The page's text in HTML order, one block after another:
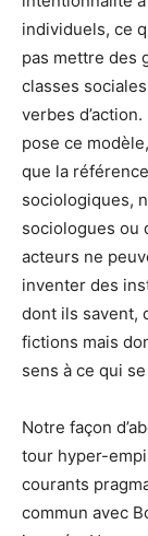
individuels, ce
pas mettre des
classes
verbes
pose ce
que la
sociologiques,
sociologues ou
acteurs ne
inventer des
dont ils savent,
fictions mais
sens à ce qui
Notre façon
tour hyper-
courants
commun avec